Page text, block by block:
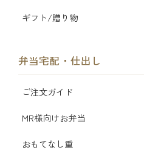
ギフト/贈り物
弁当宅配・仕出し
ご注文ガイド
MR様向けお弁当
おもてなし重